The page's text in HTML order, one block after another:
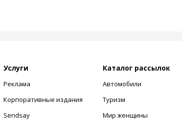
Услуги
Реклама
Корпоративные издания
Sendsay
Каталог рассылок
Автомобили
Туризм
Мир женщины